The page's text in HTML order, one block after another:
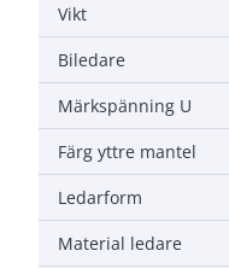
Vikt
Biledare
Märkspänning U
Färg yttre mantel
Ledarform
Material ledare